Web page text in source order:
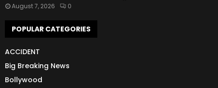
August 7, 2026 0
POPULAR CATEGORIES
ACCIDENT
Big Breaking News
Bollywood